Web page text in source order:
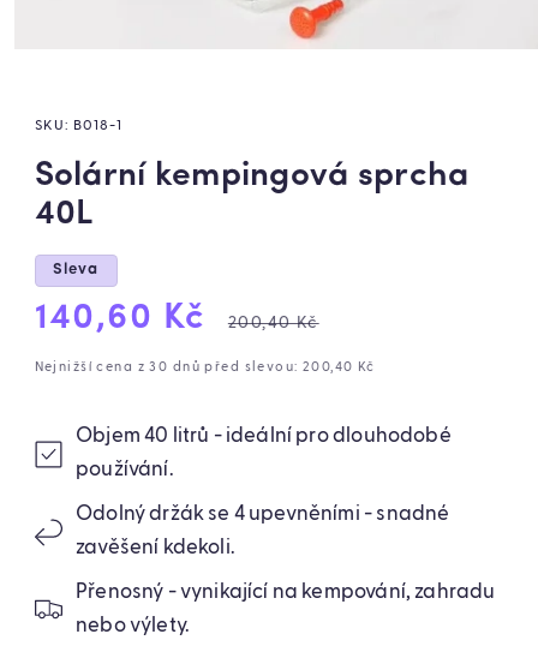
SKU: B018-1
Solární kempingová sprcha
40L
Sleva
Výprodejová
cena
140,60 Kč
Běžná
cena
200,40 Kč
Nejnižší cena z 30 dnů před slevou: 200,40 Kč
Objem 40 litrů - ideální pro dlouhodobé
používání.
Odolný držák se 4 upevněními - snadné
zavěšení kdekoli.
Přenosný - vynikající na kempování, zahradu
nebo výlety.